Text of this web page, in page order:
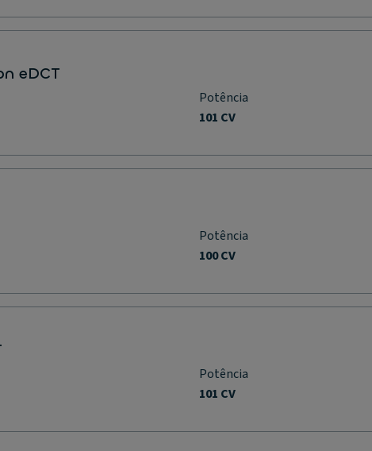
eDCT
Potência
101 CV
Potência
100 CV
Potência
101 CV